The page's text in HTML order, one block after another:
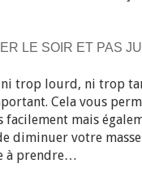
LE SOIR ET PAS
ni trop lourd, ni trop
Cela vous
facilement mais
diminuer votre masse
à prendre…